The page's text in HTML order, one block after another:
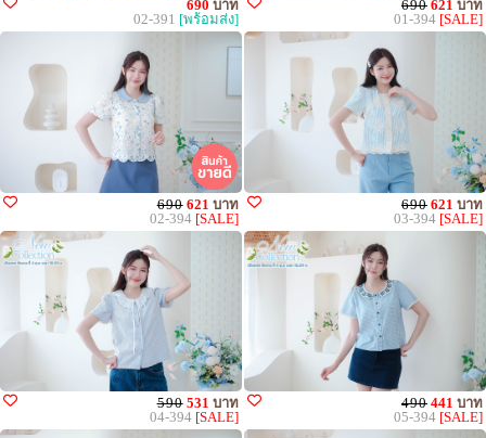
690 บาท
02-391 [พร้อมส่ง]
690 621 บาท
01-394 [SALE]
690 621 บาท
02-394 [SALE]
690 621 บาท
03-394 [SALE]
590 531 บาท
04-394 [SALE]
490 441 บาท
05-394 [SALE]